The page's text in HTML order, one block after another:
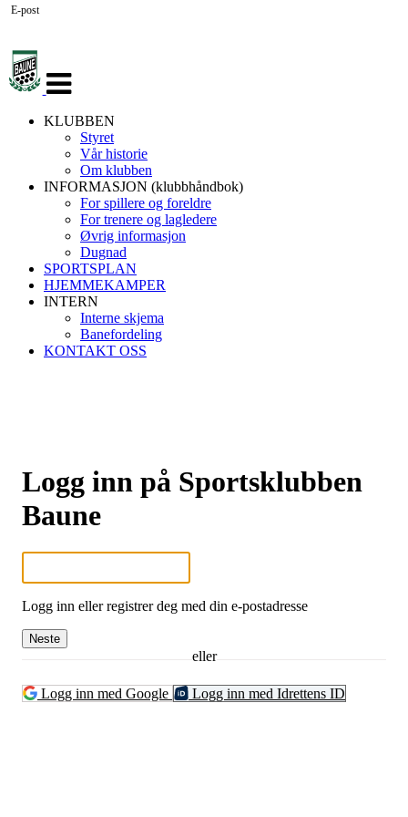
navigasjon
KLUBBEN
Styret
Vår historie
Om klubben
INFORMASJON (klubbhåndbok)
For spillere og foreldre
For trenere og lagledere
Øvrig informasjon
Dugnad
SPORTSPLAN
HJEMMEKAMPER
INTERN
Interne skjema
Banefordeling
KONTAKT OSS
Logg inn på Sportsklubben
Baune
E-post
Logg inn eller registrer deg med din e-postadresse
Neste
eller
Logg inn med Google Logg inn med Idrettens ID